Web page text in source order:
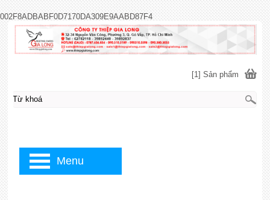
002F8ADBABF0D7170DA309E9AABD87F4
[1] Sản phẩm
Menu